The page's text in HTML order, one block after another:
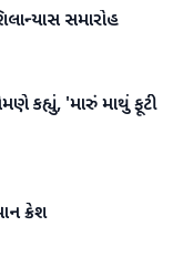
સમારોહ
કહ્યું, 'મારું માથું ફૂટી
ક્રેશ